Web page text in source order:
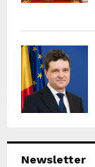
Newsletter